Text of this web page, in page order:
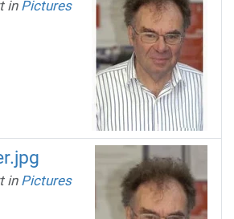
in Pictures
in Pictures